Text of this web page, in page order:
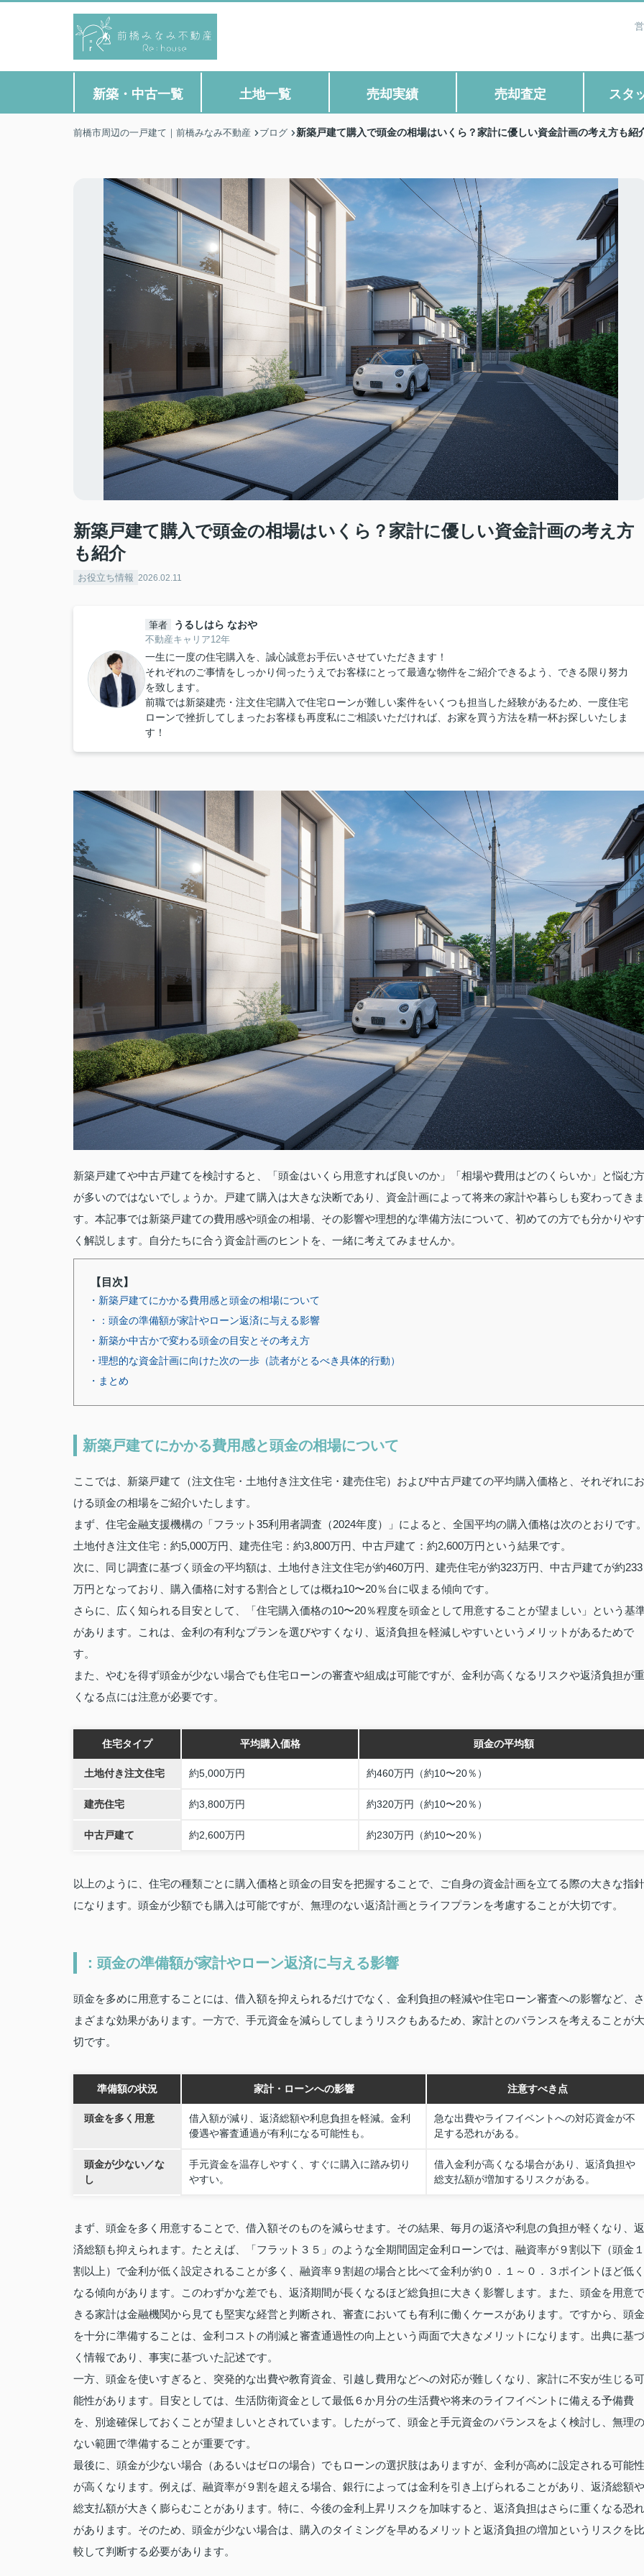
新築・中古一覧 土地一覧 売却実績 売却査定 スタ
前橋市周辺の一戸建て｜前橋みなみ不動産 ブログ 新築戸建て購入で頭金の相場はいくら？家計に優しい資金計画の考え方も紹
新築戸建て購入で頭金の相場はいくら？家計に優しい資金計画の考え方
も紹介
お役立ち情報 2026.02.11
筆者 うるしはら なおや
不動産キャリア12年
一生に一度の住宅購入を、誠心誠意お手伝いさせていただきます！
それぞれのご事情をしっかり伺ったうえでお客様にとって最適な物件をご紹介できるよう、できる限り努力
を致します。
前職では新築建売・注文住宅購入で住宅ローンが難しい案件をいくつも担当した経験があるため、一度住宅
ローンで挫折してしまったお客様も再度私にご相談いただければ、お家を買う方法を精一杯お探しいたしま
す！
新築戸建てや中古戸建てを検討すると、「頭金はいくら用意すれば良いのか」「相場や費用はどのくらいか」と悩む方
が多いのではないでしょうか。戸建て購入は大きな決断であり、資金計画によって将来の家計や暮らしも変わってきま
す。本記事では新築戸建ての費用感や頭金の相場、その影響や理想的な準備方法について、初めての方でも分かりやす
く解説します。自分たちに合う資金計画のヒントを、一緒に考えてみませんか。
【目次】
・新築戸建てにかかる費用感と頭金の相場について
・：頭金の準備額が家計やローン返済に与える影響
・新築か中古かで変わる頭金の目安とその考え方
・理想的な資金計画に向けた次の一歩（読者がとるべき具体的行動）
・まとめ
新築戸建てにかかる費用感と頭金の相場について
ここでは、新築戸建て（注文住宅・土地付き注文住宅・建売住宅）および中古戸建ての平均購入価格と、それぞれにお
ける頭金の相場をご紹介いたします。
まず、住宅金融支援機構の「フラット35利用者調査（2024年度）」によると、全国平均の購入価格は次のとおりです
土地付き注文住宅：約5,000万円、建売住宅：約3,800万円、中古戸建て：約2,600万円という結果です。
次に、同じ調査に基づく頭金の平均額は、土地付き注文住宅が約460万円、建売住宅が約323万円、中古戸建てが約233
万円となっており、購入価格に対する割合としては概ね10〜20％台に収まる傾向です。
さらに、広く知られる目安として、「住宅購入価格の10〜20％程度を頭金として用意することが望ましい」という基
があります。これは、金利の有利なプランを選びやすくなり、返済負担を軽減しやすいというメリットがあるためで
す。
また、やむを得ず頭金が少ない場合でも住宅ローンの審査や組成は可能ですが、金利が高くなるリスクや返済負担が重
くなる点には注意が必要です。
住宅タイプ 平均購入価格 頭金の平均額
土地付き注文住宅 約5,000万円 約460万円（約10〜20％）
建売住宅 約3,800万円 約320万円（約10〜20％）
中古戸建て 約2,600万円 約230万円（約10〜20％）
以上のように、住宅の種類ごとに購入価格と頭金の目安を把握することで、ご自身の資金計画を立てる際の大きな指針
になります。頭金が少額でも購入は可能ですが、無理のない返済計画とライフプランを考慮することが大切です。
：頭金の準備額が家計やローン返済に与える影響
頭金を多めに用意することには、借入額を抑えられるだけでなく、金利負担の軽減や住宅ローン審査への影響など、さ
まざまな効果があります。一方で、手元資金を減らしてしまうリスクもあるため、家計とのバランスを考えることが大
切です。
準備額の状況 家計・ローンへの影響 注意すべき点
頭金を多く用意
借入額が減り、返済総額や利息負担を軽減。金利
優遇や審査通過が有利になる可能性も。
急な出費やライフイベントへの対応資金が不
足する恐れがある。
頭金が少ない／な
し
手元資金を温存しやすく、すぐに購入に踏み切り
やすい。
借入金利が高くなる場合があり、返済負担や
総支払額が増加するリスクがある。
まず、頭金を多く用意することで、借入額そのものを減らせます。その結果、毎月の返済や利息の負担が軽くなり、返
済総額も抑えられます。たとえば、「フラット３５」のような全期間固定金利ローンでは、融資率が９割以下（頭金１
割以上）で金利が低く設定されることが多く、融資率９割超の場合と比べて金利が約０．１～０．３ポイントほど低く
なる傾向があります。このわずかな差でも、返済期間が長くなるほど総負担に大きく影響します。また、頭金を用意で
きる家計は金融機関から見ても堅実な経営と判断され、審査においても有利に働くケースがあります。ですから、頭金
を十分に準備することは、金利コストの削減と審査通過性の向上という両面で大きなメリットになります。出典に基づ
く情報であり、事実に基づいた記述です。
一方、頭金を使いすぎると、突発的な出費や教育資金、引越し費用などへの対応が難しくなり、家計に不安が生じる可
能性があります。目安としては、生活防衛資金として最低６か月分の生活費や将来のライフイベントに備える予備費
を、別途確保しておくことが望ましいとされています。したがって、頭金と手元資金のバランスをよく検討し、無理の
ない範囲で準備することが重要です。
最後に、頭金が少ない場合（あるいはゼロの場合）でもローンの選択肢はありますが、金利が高めに設定される可能性
が高くなります。例えば、融資率が９割を超える場合、銀行によっては金利を引き上げられることがあり、返済総額や
総支払額が大きく膨らむことがあります。特に、今後の金利上昇リスクを加味すると、返済負担はさらに重くなる恐れ
があります。そのため、頭金が少ない場合は、購入のタイミングを早めるメリットと返済負担の増加というリスクを比
較して判断する必要があります。